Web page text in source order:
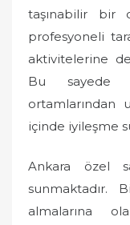
taşınabilir bir
profesyoneli
aktivitelerine
Bu sayede
ortamlarından
içinde iyileşme
Ankara özel
sunmaktadır.
almalarına